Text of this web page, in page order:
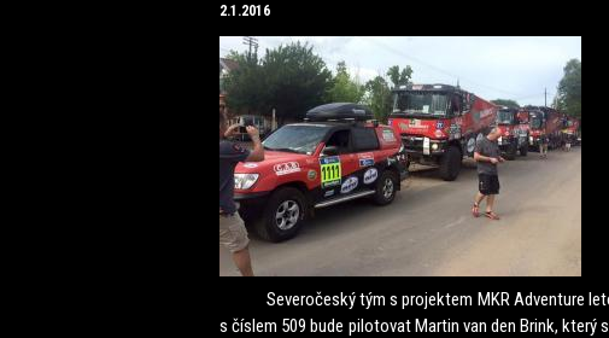
2.1.2016
Severočeský tým s projektem MKR Adventure
s číslem 509 bude pilotovat Martin van den Brink, který